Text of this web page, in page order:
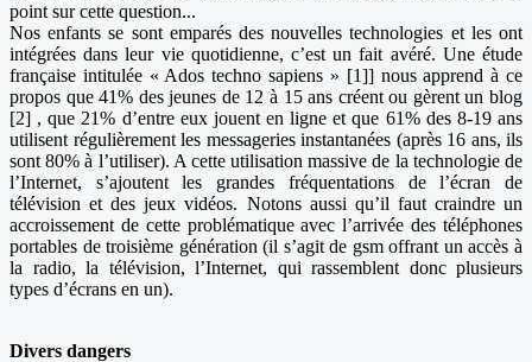
point sur cette question...
Nos enfants se sont emparés des nouvelles technologies et les ont
intégrées dans leur vie quotidienne, c’est un fait avéré. Une étude
française intitulée « Ados techno sapiens » [1]] nous apprend à ce
propos que 41% des jeunes de 12 à 15 ans créent ou gèrent un blog
[2] , que 21% d’entre eux jouent en ligne et que 61% des 8-19 ans
utilisent régulièrement les messageries instantanées (après 16 ans, ils
sont 80% à l’utiliser). A cette utilisation massive de la technologie de
l’Internet, s’ajoutent les grandes fréquentations de l’écran de
télévision et des jeux vidéos. Notons aussi qu’il faut craindre un
accroissement de cette problématique avec l’arrivée des téléphones
portables de troisième génération (il s’agit de gsm offrant un accès à
la radio, la télévision, l’Internet, qui rassemblent donc plusieurs
types d’écrans en un).
Divers dangers